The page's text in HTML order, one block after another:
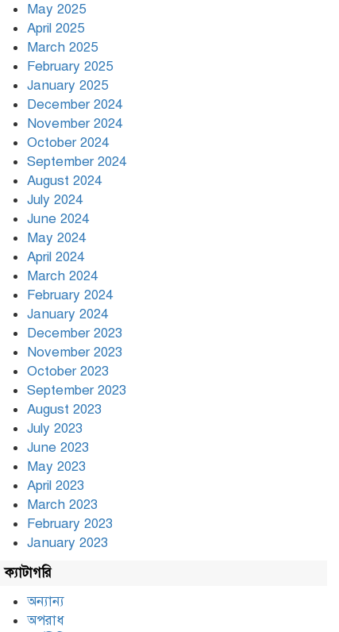
May 2025
April 2025
March 2025
February 2025
January 2025
December 2024
November 2024
October 2024
September 2024
August 2024
July 2024
June 2024
May 2024
April 2024
March 2024
February 2024
January 2024
December 2023
November 2023
October 2023
September 2023
August 2023
July 2023
June 2023
May 2023
April 2023
March 2023
February 2023
January 2023
ক্যাটাগরি
অন্যান্য
অপরাধ